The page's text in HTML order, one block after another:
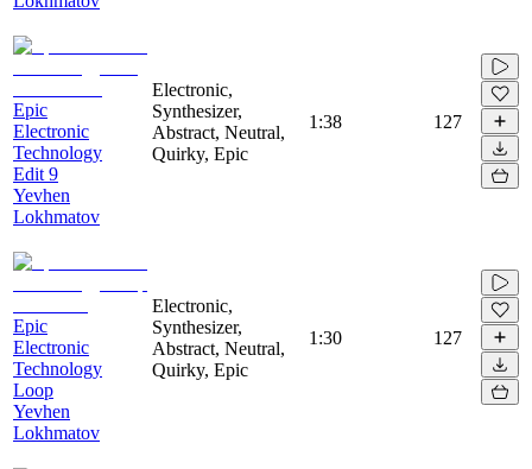
Epic
Electronic
Technology
Edit 9
Yevhen
Lokhmatov
Electronic,
Synthesizer,
Abstract, Neutral,
Quirky, Epic
1:38 127
Epic
Electronic
Technology
Loop
Yevhen
Lokhmatov
Electronic,
Synthesizer,
Abstract, Neutral,
Quirky, Epic
1:30 127